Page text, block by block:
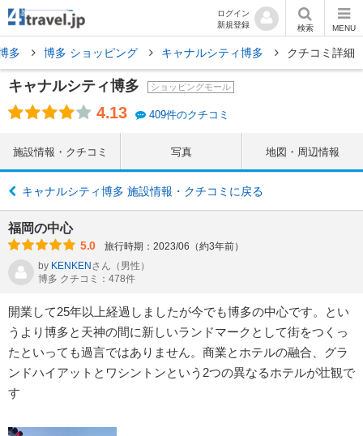
ログイン
新規登録
検索 MENU
多 博多 ショッピング キャナルシティ博多 クチコミ詳細
キャナルシティ博多 ショッピングモール
4.13 409件のクチコミ
施設情報・クチコミ 写真 地図・周辺情報
キャナルシティ博多 施設情報・クチコミに戻る
福岡の中心
5.0
旅行時期：2023/06（約3年前）
by KENKEN さん （男性）
博多 クチコミ：478件
開業して25年以上経過しましたが今でも博多の中心です。とい
うより博多と天神の間に新しいランドマークとして街をつくっ
たといっても過言ではありません。商業とホテルの融合、グラ
ンドハイアットとワシントンという2つの異なるホテルが壮観で
す